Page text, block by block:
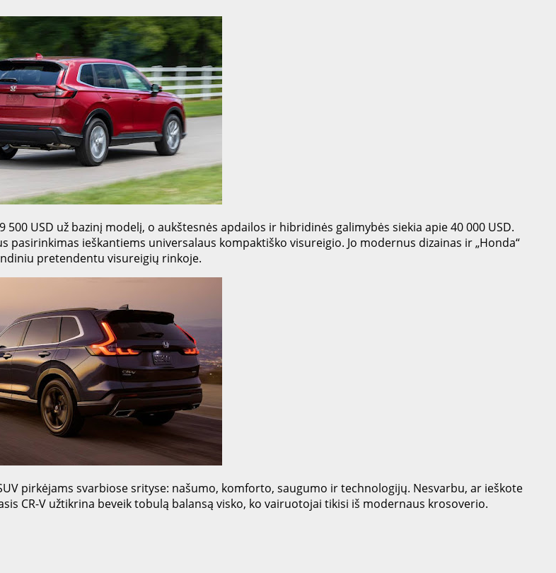
USD už bazinį modelį, o aukštesnės apdailos ir hibridinės galimybės siekia apie 40 000 USD.
ieškantiems universalaus kompaktiško visureigio. Jo modernus dizainas ir „Honda“
pretendentu visureigių rinkoje.
pirkėjams svarbiose srityse: našumo, komforto, saugumo ir technologijų. Nesvarbu, ar ieškote
CR-V užtikrina beveik tobulą balansą visko, ko vairuotojai tikisi iš modernaus krosoverio.